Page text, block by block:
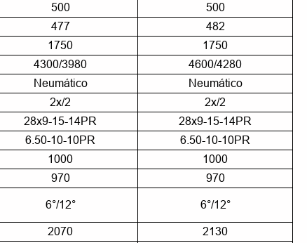
500
500
477
482
1750
1750
4300/3980
4600/4280
Neumático
Neumático
2x/2
2x/2
28x9-15-14PR
28x9-15-14PR
6.50-10-10PR
6.50-10-10PR
1000
1000
970
970
6°/12° 6°/12°
2070
2130